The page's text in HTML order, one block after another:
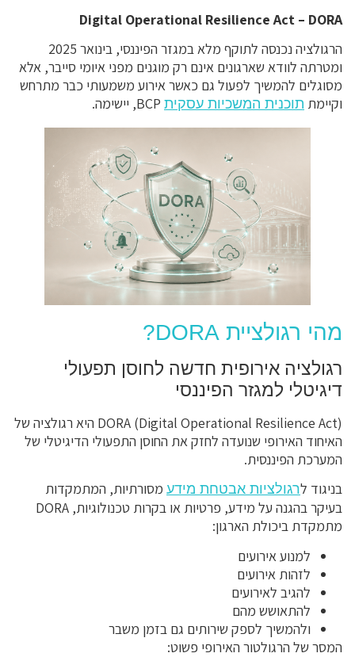
Digital Operational Resilience Act – DORA
הרגולציה נכנסה לתוקף מלא במגזר הפיננסי, בינואר 2025
ומטרתה לוודא שארגונים אינם רק מוגנים מפני איומי סייבר, אלא
מסוגלים להמשיך לפעול גם כאשר אירוע משמעותי כבר מתרחש
וקיימת תוכנית המשכיות עסקית
מהי רגולציית DORA?
רגולציה אירופית חדשה לחוסן תפעולי
דיגיטלי למגזר הפיננסי
DORA (Digital Operational Resilience Act) היא רגולציה של
האיחוד האירופי שנועדה לחזק את החוסן התפעולי הדיגיטלי של
המערכת הפיננסית.
בניגוד לרגולציות אבטחת מידע מסורתיות, המתמקדות
בעיקר בהגנה על מידע, פרטיות או בקרות טכנולוגיות, DORA
מתמקדת ביכולת הארגון:
למנוע אירועים
לזהות אירועים
להגיב לאירועים
להתאושש מהם
ולהמשיך לספק שירותים גם בזמן משבר
המסר של הרגולטור האירופי פשוט: